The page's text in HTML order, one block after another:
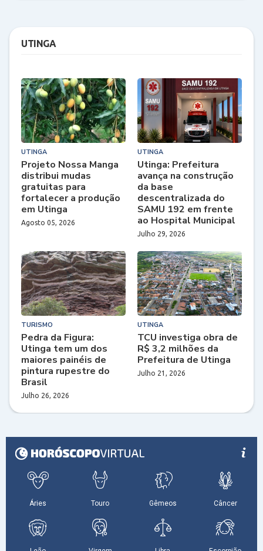
UTINGA
UTINGA
Projeto Nossa Manga
distribui mudas
gratuitas para
fortalecer a produção
em Utinga
Agosto 05, 2026
UTINGA
Utinga: Prefeitura
avança na construção
da base
descentralizada do
SAMU 192 em frente
ao Hospital Municipal
Julho 29, 2026
TURISMO
Pedra da Figura:
Utinga tem um dos
maiores painéis de
pintura rupestre do
Brasil
Julho 26, 2026
UTINGA
TCU investiga obra de
R$ 3,2 milhões da
Prefeitura de Utinga
Julho 21, 2026